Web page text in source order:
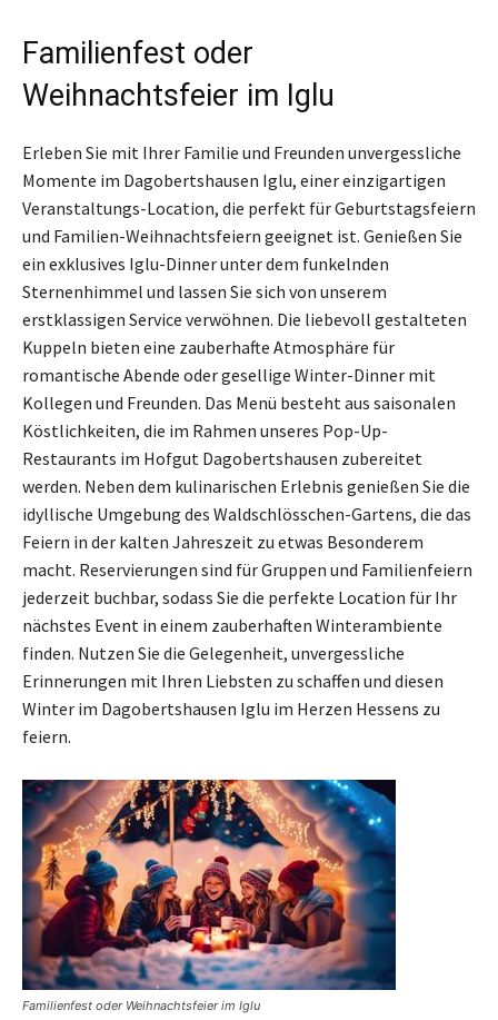
Familienfest oder
Weihnachtsfeier im Iglu
Erleben Sie mit Ihrer Familie und Freunden unvergessliche
Momente im Dagobertshausen Iglu, einer einzigartigen
Veranstaltungs-Location, die perfekt für Geburtstagsfeiern
und Familien-Weihnachtsfeiern geeignet ist. Genießen Sie
ein exklusives Iglu-Dinner unter dem funkelnden
Sternenhimmel und lassen Sie sich von unserem
erstklassigen Service verwöhnen. Die liebevoll gestalteten
Kuppeln bieten eine zauberhafte Atmosphäre für
romantische Abende oder gesellige Winter-Dinner mit
Kollegen und Freunden. Das Menü besteht aus saisonalen
Köstlichkeiten, die im Rahmen unseres Pop-Up-
Restaurants im Hofgut Dagobertshausen zubereitet
werden. Neben dem kulinarischen Erlebnis genießen Sie die
idyllische Umgebung des Waldschlösschen-Gartens, die das
Feiern in der kalten Jahreszeit zu etwas Besonderem
macht. Reservierungen sind für Gruppen und Familienfeiern
jederzeit buchbar, sodass Sie die perfekte Location für Ihr
nächstes Event in einem zauberhaften Winterambiente
finden. Nutzen Sie die Gelegenheit, unvergessliche
Erinnerungen mit Ihren Liebsten zu schaffen und diesen
Winter im Dagobertshausen Iglu im Herzen Hessens zu
feiern.
Familienfest oder Weihnachtsfeier im Iglu